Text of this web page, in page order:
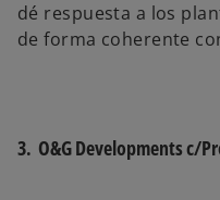
dé respuesta a los
de forma coherente
3. O&G Developments c/